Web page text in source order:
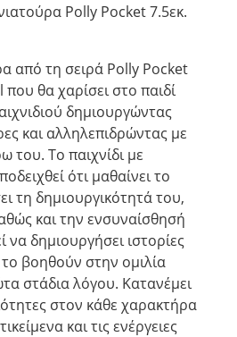
Polly Pocket 7.5εκ.
από τη σειρά Polly Pocket
που θα χαρίσει στο παιδί
δημιουργώντας
και αλληλεπιδρώντας με
του. Το παιχνίδι με
ότι μαθαίνει το
τη δημιουργικότητά του,
και την ενσυναίσθησή
να δημιουργήσει ιστορίες
βοηθούν στην ομιλία
στάδια λόγου. Κατανέμει
στον κάθε χαρακτήρα
και τις ενέργειες